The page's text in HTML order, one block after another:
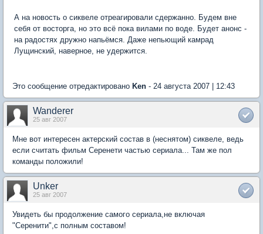
А на новость о сиквеле отреагировали сдержанно. Будем вне
себя от восторга, но это всё пока вилами по воде. Будет анонс -
на радостях дружно напьёмся. Даже непьющий камрад
Лущинский, наверное, не удержится.
Это сообщение отредактировано Ken - 24 августа 2007 | 12:43
Wanderer
25 авг 2007
Мне вот интересен актерский состав в (неснятом) сиквеле, ведь
если считать фильм Серенети частью сериала... Там же пол
команды положили!
Unker
25 авг 2007
Увидеть бы продолжение самого сериала,не включая
"Серенити",с полным составом!